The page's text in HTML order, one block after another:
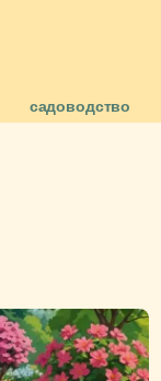
садоводство